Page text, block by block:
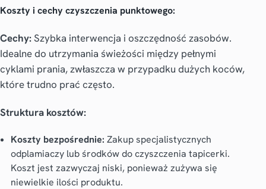
Koszty i cechy czyszczenia punktowego:
Cechy:Szybka interwencja i oszczędność zasobów.
Idealne do utrzymania świeżości między pełnymi
cyklami prania, zwłaszcza w przypadku dużych koców,
które trudno prać często.
Struktura kosztów:
Koszty bezpośrednie: Zakup specjalistycznych
odplamiaczy lub środków do czyszczenia tapicerki.
Koszt jest zazwyczaj niski, ponieważ zużywa się
niewielkie ilości produktu.